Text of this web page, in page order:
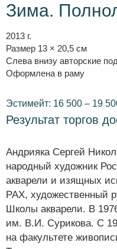
Зима.
2013 г.
Размер 13 × 20,5 см
Слева внизу авторские
Оформлена в раму
Эстимейт: 16 500 – 19
Результат торгов
Андрияка Сергей
народный художник
акварели и изящных
РАХ, художественный
Школы акварели. В
им. В.И. Сурикова. С
на факультете